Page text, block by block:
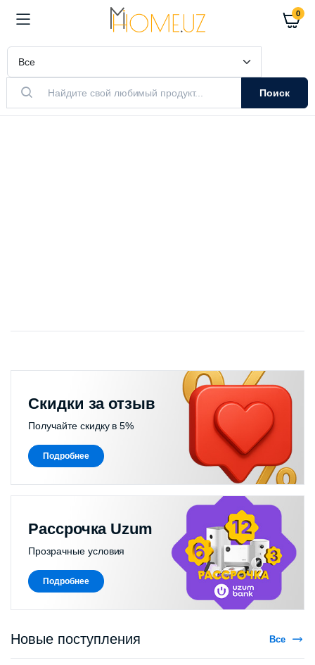
0
Поиск
Скидки за отзыв
Получайте скидку в 5%
Подробнее
Рассрочка Uzum
Прозрачные условия
Подробнее
Новые поступления Все